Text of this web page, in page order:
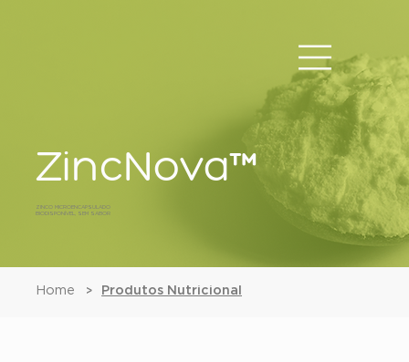
ZincNova™
ZINCO MICROENCAPSULADO
BIODISPONÍVEL, SEM SABOR
Home > Produtos Nutricional